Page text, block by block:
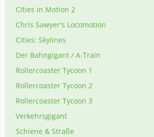
Cities in Motion 2
Chris Sawyer's Locomotion
Cities: Skylines
Der Bahngigant / A-Train
Rollercoaster Tycoon 1
Rollercoaster Tycoon 2
Rollercoaster Tycoon 3
Verkehrsgigant
Schiene & Straße